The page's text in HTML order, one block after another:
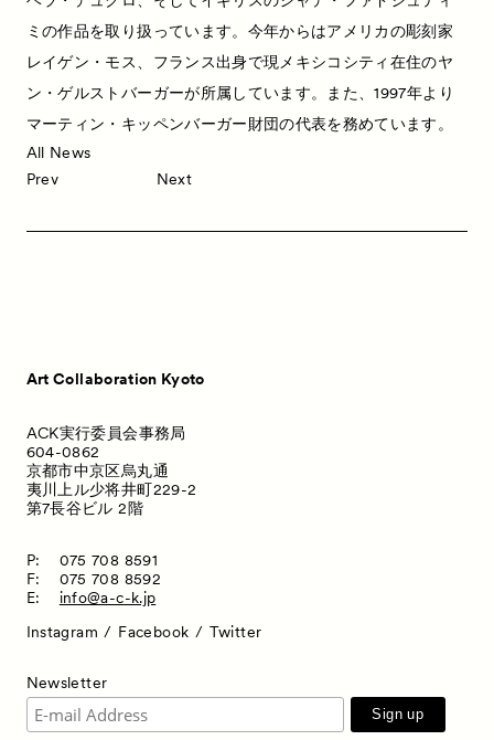
Talks トークイベント
Special Programs
Satellite Programs サテライトプログラム
About ACKとは
Visitor Information
ミの作品を取り扱っています。今年からはアメリカの彫刻家
レイゲン・モス、フランス出身で現メキシコシティ在住のヤ
ン・ゲルストバーガーが所属しています。また、1997年より
マーティン・キッペンバーガー財団の代表を務めています。
All News
Prev
Next
Art Collaboration Kyoto
ACK実行委員会事務局
604-0862
京都市中京区烏丸通
夷川上ル少将井町229-2
第7長谷ビル 2階
P:
075 708 8591
F:
075 708 8592
E:
info@a-c-k.jp
Instagram
Facebook Twitter
Newsletter